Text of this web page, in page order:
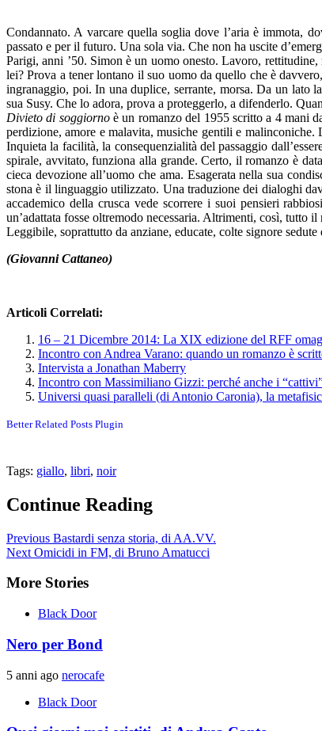
Condannato. A varcare quella soglia dove l’aria è immota,
passato e per il futuro. Una sola via. Che non ha uscite
Parigi, anni ’50. Simon è un uomo onesto. Lavoro,
lei? Prova a tener lontano il suo uomo da quello che è
ingranaggio, poi. In una duplice, serrante, morsa. Da un lato
sua Susy. Che lo adora, prova a proteggerlo, a difenderlo.
Divieto di soggiornoè un romanzo del 1955 scritto a 4 mani
perdizione, amore e malavita, musiche gentili e
Inquieta la facilità, la consequenzialità del passaggio
spirale, avvitato, funziona alla grande. Certo, il romanzo è
cieca devozione all’uomo che ama. Esagerata nella sua
stona è il linguaggio utilizzato. Una traduzione dei dialoghi
accademico della crusca vede scorrere i suoi pensieri
un’adattata fosse oltremodo necessaria. Altrimenti, così, tutto
Leggibile, soprattutto da anziane, educate, colte signore
(Giovanni Cattaneo)
Articoli Correlati:
16 – 21 Dicembre 2014: La XIX edizione del RFF
Incontro con Andrea Varano: quando un romanzo è
Intervista a Jonathan Maberry
Incontro con Massimiliano Gizzi: perché anche i
Universi quasi paralleli (di Antonio Caronia), la
Better Related Posts Plugin
Tags: giallo, libri, noir
Continue Reading
Previous Bastardi senza storia, di AA.VV.
Next Omicidi in FM, di Bruno Amatucci
More Stories
Black Door
Nero per Bond
5 anni ago nerocafe
Black Door